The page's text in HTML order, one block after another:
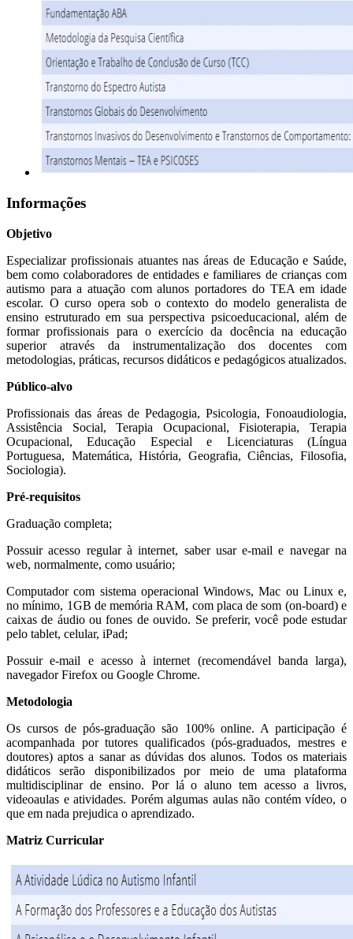
Informações
Objetivo
Especializar profissionais atuantes nas áreas de Educação e Saúde,
bem como colaboradores de entidades e familiares de crianças com
autismo para a atuação com alunos portadores do TEA em idade
escolar. O curso opera sob o contexto do modelo generalista de
ensino estruturado em sua perspectiva psicoeducacional, além de
formar profissionais para o exercício da docência na educação
superior através da instrumentalização dos docentes com
metodologias, práticas, recursos didáticos e pedagógicos atualizados.
Público-alvo
Profissionais das áreas de Pedagogia, Psicologia, Fonoaudiologia,
Assistência Social, Terapia Ocupacional, Fisioterapia, Terapia
Ocupacional, Educação Especial e Licenciaturas (Língua
Portuguesa, Matemática, História, Geografia, Ciências, Filosofia,
Sociologia).
Pré-requisitos
Graduação completa;
Possuir acesso regular à internet, saber usar e-mail e navegar na
web, normalmente, como usuário;
Computador com sistema operacional Windows, Mac ou Linux e,
no mínimo, 1GB de memória RAM, com placa de som (on-board) e
caixas de áudio ou fones de ouvido. Se preferir, você pode estudar
pelo tablet, celular, iPad;
Possuir e-mail e acesso à internet (recomendável banda larga),
navegador Firefox ou Google Chrome.
Metodologia
Os cursos de pós-graduação são 100% online. A participação é
acompanhada por tutores qualificados (pós-graduados, mestres e
doutores) aptos a sanar as dúvidas dos alunos. Todos os materiais
didáticos serão disponibilizados por meio de uma plataforma
multidisciplinar de ensino. Por lá o aluno tem acesso a livros,
videoaulas e atividades. Porém algumas aulas não contém vídeo, o
que em nada prejudica o aprendizado.
Matriz Curricular